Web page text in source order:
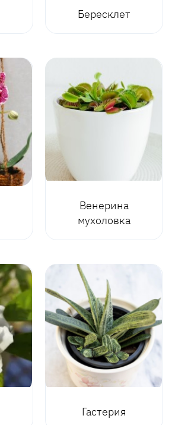
Бересклет
Венерина
мухоловка
Гастерия